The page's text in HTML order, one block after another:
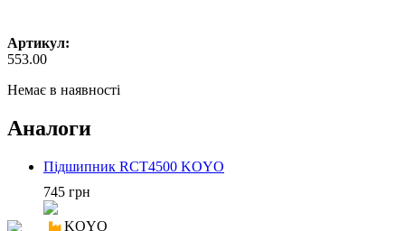
Артикул:
553.00
Немає в наявності
Аналоги
Підшипник RCT4500 KOYO
745 грн
KOYO